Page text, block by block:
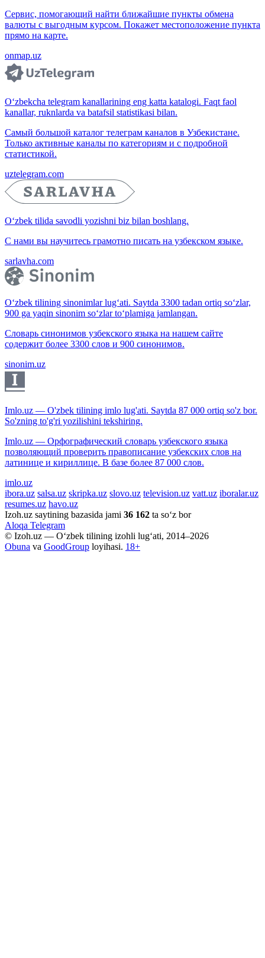
Сервис, помогающий найти ближайшие пункты обмена
валюты с выгодным курсом. Покажет местоположение пункта
прямо на карте.
onmap.uz
O‘zbekcha telegram kanallarining eng katta katalogi. Faqt faol
kanallar, ruknlarda va batafsil statistikasi bilan.
Самый большой каталог телеграм каналов в Узбекистане.
Только активные каналы по категориям и с подробной
статистикой.
uztelegram.com
O‘zbek tilida savodli yozishni biz bilan boshlang.
С нами вы научитесь грамотно писать на узбекском языке.
sarlavha.com
O‘zbek tilining sinonimlar lug‘ati. Saytda 3300 tadan ortiq so‘zlar,
900 ga yaqin sinonim so‘zlar to‘plamiga jamlangan.
Словарь синонимов узбекского языка на нашем сайте
содержит более 3300 слов и 900 синонимов.
sinonim.uz
Imlo.uz — O'zbek tilining imlo lug'ati. Saytda 87 000 ortiq so'z bor.
So'zning to'g'ri yozilishini tekshiring.
Imlo.uz — Орфографический словарь узбекского языка
позволяющий проверить правописание узбекских слов на
латинице и кириллице. В базе более 87 000 слов.
imlo.uz
ibora.uz salsa.uz skripka.uz slovo.uz television.uz vatt.uz iboralar.uz
resumes.uz havo.uz
Izoh.uz saytining bazasida jami 36 162 ta so‘z bor
Aloqa Telegram
© Izoh.uz — O‘zbek tilining izohli lug‘ati, 2014–2026
Obuna va GoodGroup loyihasi. 18+